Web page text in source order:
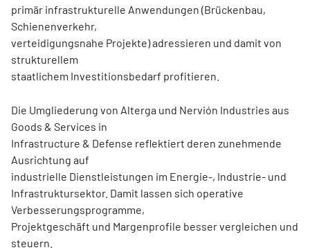
primär infrastrukturelle Anwendungen (Brückenbau,
Schienenverkehr,
verteidigungsnahe Projekte) adressieren und damit von
strukturellem
staatlichem Investitionsbedarf profitieren.
Die Umgliederung von Alterga und Nervión Industries aus
Goods & Services in
Infrastructure & Defense reflektiert deren zunehmende
Ausrichtung auf
industrielle Dienstleistungen im Energie-, Industrie- und
Infrastruktursektor. Damit lassen sich operative
Verbesserungsprogramme,
Projektgeschäft und Margenprofile besser vergleichen und
steuern.